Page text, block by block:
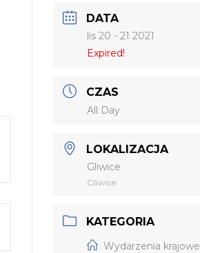
DATA
lis 20 - 21 2021
Expired!
CZAS
All Day
LOKALIZACJA
Gliwice
Gliwice
KATEGORIA
Wydarzenia krajowe